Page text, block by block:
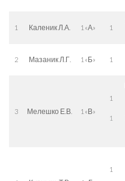
1 Каленик Л.А. 1«А» 1
2 Мазаник Л.Г. 1«Б» 1
3 Мелешко Е.В. 1«В»
1
1
1